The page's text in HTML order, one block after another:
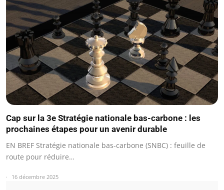
Cap sur la 3e Stratégie nationale bas-carbone : les
prochaines étapes pour un avenir durable
EN BREF Stratégie nationale bas-carbone (SNBC) : feuille de
route pour réduire…
16 décembre 2025